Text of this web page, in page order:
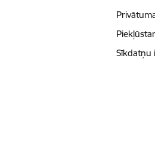
Sīkdatņu